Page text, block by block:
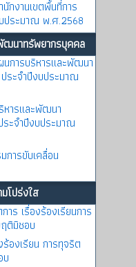
กงานเขตพื้นที่การ
ประมาณ พ.ศ.2568
ฒนาทรัพยากรบุคคล
การบริหารและพัฒนา
ระจำปีงบประมาณ
หารและพัฒนา
ะจำปีงบประมาณ
การขับเคลื่อน
โปร่งใส
าร เรื่องร้องเรียนการ
ติมิชอบ
องเรียน การทุจริต